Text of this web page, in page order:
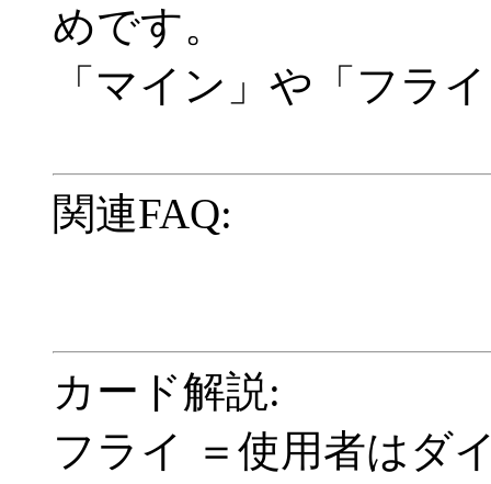
めです。
「マイン」や「フラ
関連FAQ:
カード解説:
フライ ＝使用者はダ